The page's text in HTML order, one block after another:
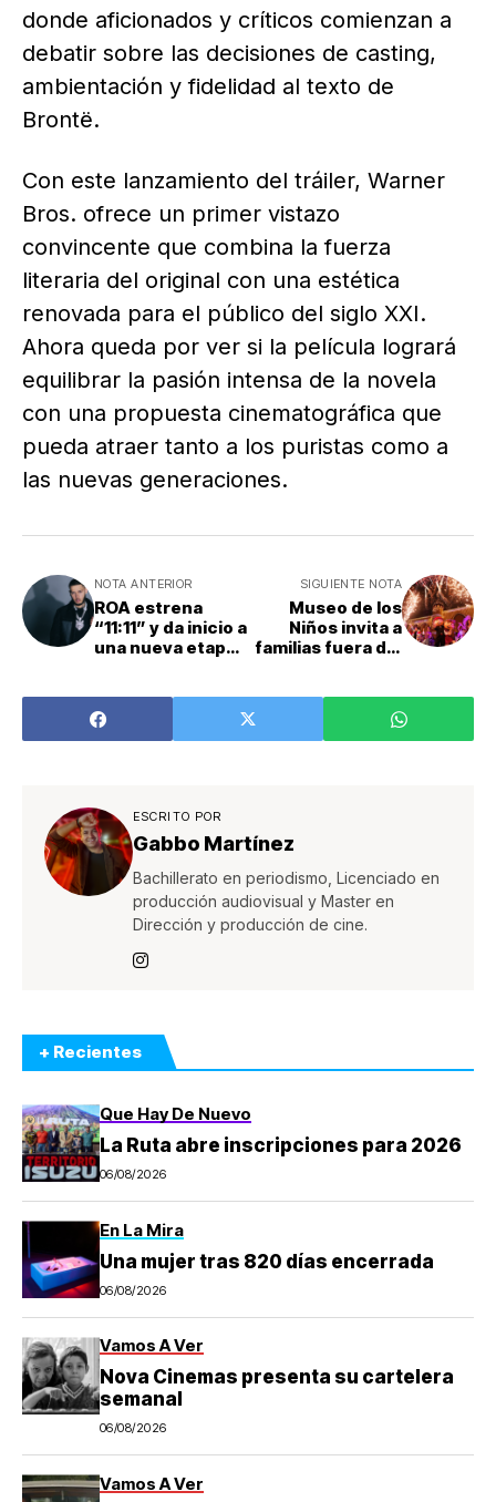
donde aficionados y críticos comienzan a
debatir sobre las decisiones de casting,
ambientación y fidelidad al texto de
Brontë.
Con este lanzamiento del tráiler, Warner
Bros. ofrece un primer vistazo
convincente que combina la fuerza
literaria del original con una estética
renovada para el público del siglo XXI.
Ahora queda por ver si la película logrará
equilibrar la pasión intensa de la novela
con una propuesta cinematográfica que
pueda atraer tanto a los puristas como a
las nuevas generaciones.
NOTA ANTERIOR
ROA estrena
“11:11” y da inicio a
una nueva etapa
SIGUIENTE NOTA
Museo de los
Niños invita a
familias fuera del
Iluminación
Navideña
ESCRITO POR
Gabbo Martínez
Bachillerato en periodismo, Licenciado en
producción audiovisual y Master en
Dirección y producción de cine.
+ Recientes
Que Hay De Nuevo
La Ruta abre inscripciones para 2026
06/08/2026
En La Mira
Una mujer tras 820 días encerrada
06/08/2026
Vamos A Ver
Nova Cinemas presenta su cartelera
semanal
06/08/2026
Vamos A Ver